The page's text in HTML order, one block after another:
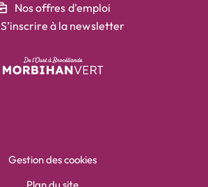
Nos offres d'emploi
S’inscrire à la newsletter
Gestion des cookies